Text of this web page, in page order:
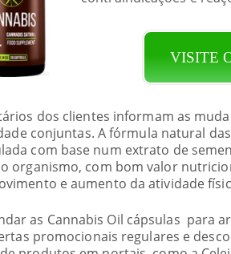
VISITE
dos clientes informam as
conjuntas. A fórmula natural
com base num extrato de
organismo, com bom valor
e aumento da atividade
as Cannabis Oil cápsulas para
promocionais regulares e